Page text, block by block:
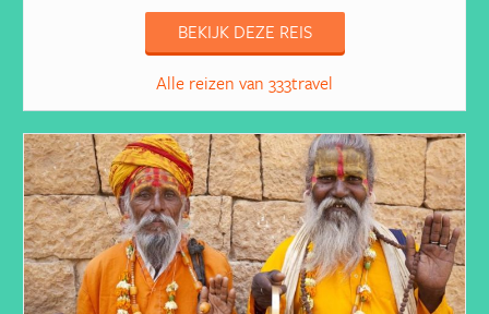
BEKIJK DEZE REIS
Alle reizen van 333travel